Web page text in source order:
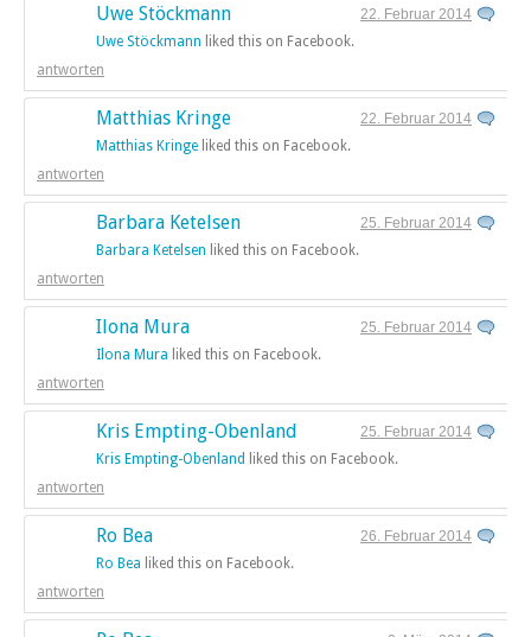
Uwe Stöckmann
22. Februar 2014
Uwe Stöckmann liked this on Facebook.
antworten
Matthias Kringe
22. Februar 2014
Matthias Kringe liked this on Facebook.
antworten
Barbara Ketelsen
25. Februar 2014
Barbara Ketelsen liked this on Facebook.
antworten
Ilona Mura
25. Februar 2014
Ilona Mura liked this on Facebook.
antworten
Kris Empting-Obenland
25. Februar 2014
Kris Empting-Obenland
liked this on Facebook.
antworten
Ro Bea
26. Februar 2014
Ro Bea liked this on Facebook.
antworten